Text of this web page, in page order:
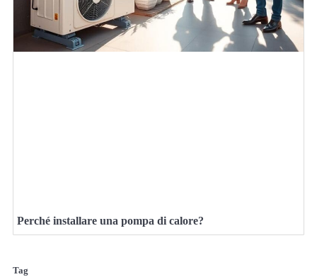
Perché installare una pompa di calore?
Tag